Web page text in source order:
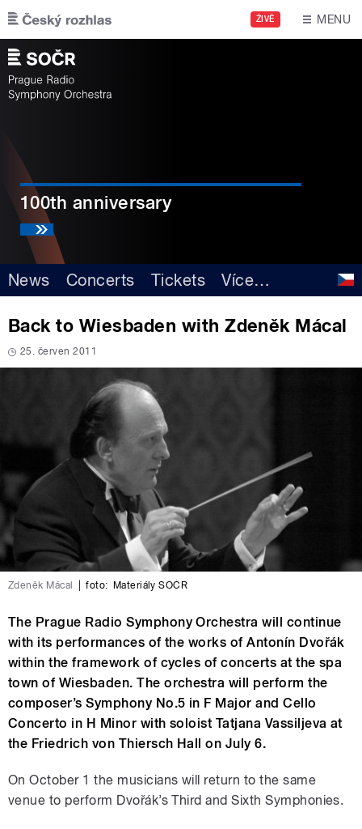
Skip to main content
ŽIVĚ MENU
100th anniversary
News Concerts Tickets Více…
Back to Wiesbaden with Zdeněk Mácal
25. červen 2011
Zdeněk Mácal foto: Materiály SOČR
The Prague Radio Symphony Orchestra will continue
with its performances of the works of Antonín Dvořák
within the framework of cycles of concerts at the spa
town of Wiesbaden. The orchestra will perform the
composer’s Symphony No.5 in F Major and Cello
Concerto in H Minor with soloist Tatjana Vassiljeva at
the Friedrich von Thiersch Hall on July 6.
On October 1 the musicians will return to the same
venue to perform Dvořák’s Third and Sixth Symphonies.